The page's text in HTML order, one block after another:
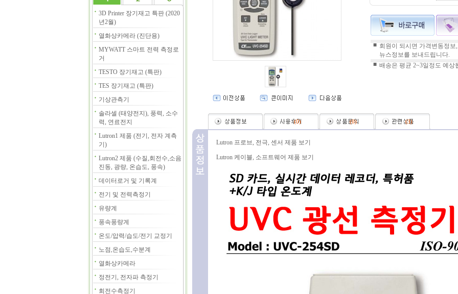
3D Printer 장기재고 특판 (2020
년2월)
열화상카메라 (진단용)
MYWATT 스마트 전력 측정로
거
TESTO 장기재고 (특판)
TES 장기재고 (특판)
기상관측기
솔라셀 (태양전지), 풍력, 소수
력, 연료전지
Lutron1 제품 (전기, 전자 계측
기)
Lutron2 제품 (수질,회전수,소음
진동, 광량, 온습도, 풍속)
데이터로거 및 기록계
전기 및 전력측정기
유량계
풍속풍량계
온도/압력/습도/전기 교정기
노점,온습도,수분계
열화상카메라
정전기, 전자파 측정기
회전수측정기
■ 회원이 되시면 가격변동정
뉴스정보를 보내드립니다.
■ 배송은 평균 2~3일정도 예상
(0) (0) (3)
Lutron 프로브, 전극, 센서 제품 보기
Lutron 케이블, 소프트웨어 제품 보기